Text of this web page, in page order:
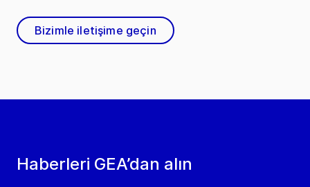
Haberleri GEA’dan alın
Bizimle iletişime geçin